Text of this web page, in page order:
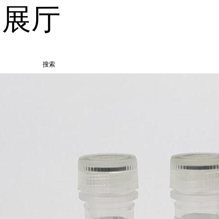
厅
搜索